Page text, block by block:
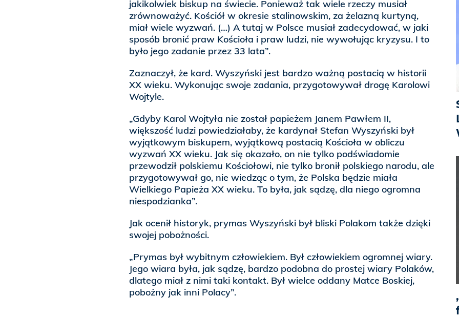
jakikolwiek biskup na świecie. Ponieważ tak wiele rzeczy musiał
zrównoważyć. Kościół w okresie stalinowskim, za żelazną kurtyną,
miał wiele wyzwań. (…) A tutaj w Polsce musiał zadecydować, w jaki
sposób bronić praw Kościoła i praw ludzi, nie wywołując kryzysu. I to
było jego zadanie przez 33 lata”.
Zaznaczył, że kard. Wyszyński jest bardzo ważną postacią w historii
XX wieku. Wykonując swoje zadania, przygotowywał drogę Karolowi
Wojtyle.
„Gdyby Karol Wojtyła nie został papieżem Janem Pawłem II,
większość ludzi powiedziałaby, że kardynał Stefan Wyszyński był
wyjątkowym biskupem, wyjątkową postacią Kościoła w obliczu
wyzwań XX wieku. Jak się okazało, on nie tylko podświadomie
przewodził polskiemu Kościołowi, nie tylko bronił polskiego narodu, ale
przygotowywał go, nie wiedząc o tym, że Polska będzie miała
Wielkiego Papieża XX wieku. To była, jak sądzę, dla niego ogromna
niespodzianka”.
Jak ocenił historyk, prymas Wyszyński był bliski Polakom także dzięki
swojej pobożności.
„Prymas był wybitnym człowiekiem. Był człowiekiem ogromnej wiary.
Jego wiara była, jak sądzę, bardzo podobna do prostej wiary Polaków,
dlatego miał z nimi taki kontakt. Był wielce oddany Matce Boskiej,
pobożny jak inni Polacy”.